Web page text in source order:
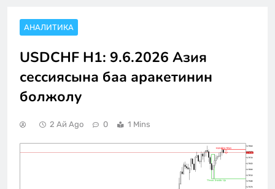
АНАЛИТИКА
USDCHF H1: 9.6.2026 Азия
сессиясына баа аракетинин
болжолу
2 Ай Ago 0 1 Mins